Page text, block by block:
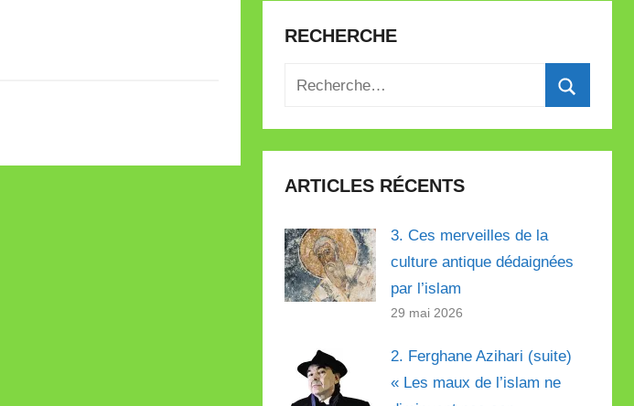
RECHERCHE
Recherche
:
ARTICLES RÉCENTS
3. Ces merveilles de la
culture antique dédaignées
par l’islam
29 mai 2026
2. Ferghane Azihari (suite)
« Les maux de l’islam ne